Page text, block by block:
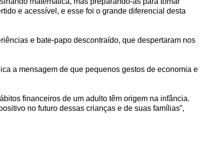
e acessível, e esse foi o grande diferencial desta
e bate-papo descontraído, que despertaram nos
a mensagem de que pequenos gestos de economia e
financeiros de um adulto têm origem na infância.
no futuro dessas crianças e de suas famílias”,